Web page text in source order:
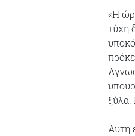
«Η
τύχη
ξύλα.
Αυτή